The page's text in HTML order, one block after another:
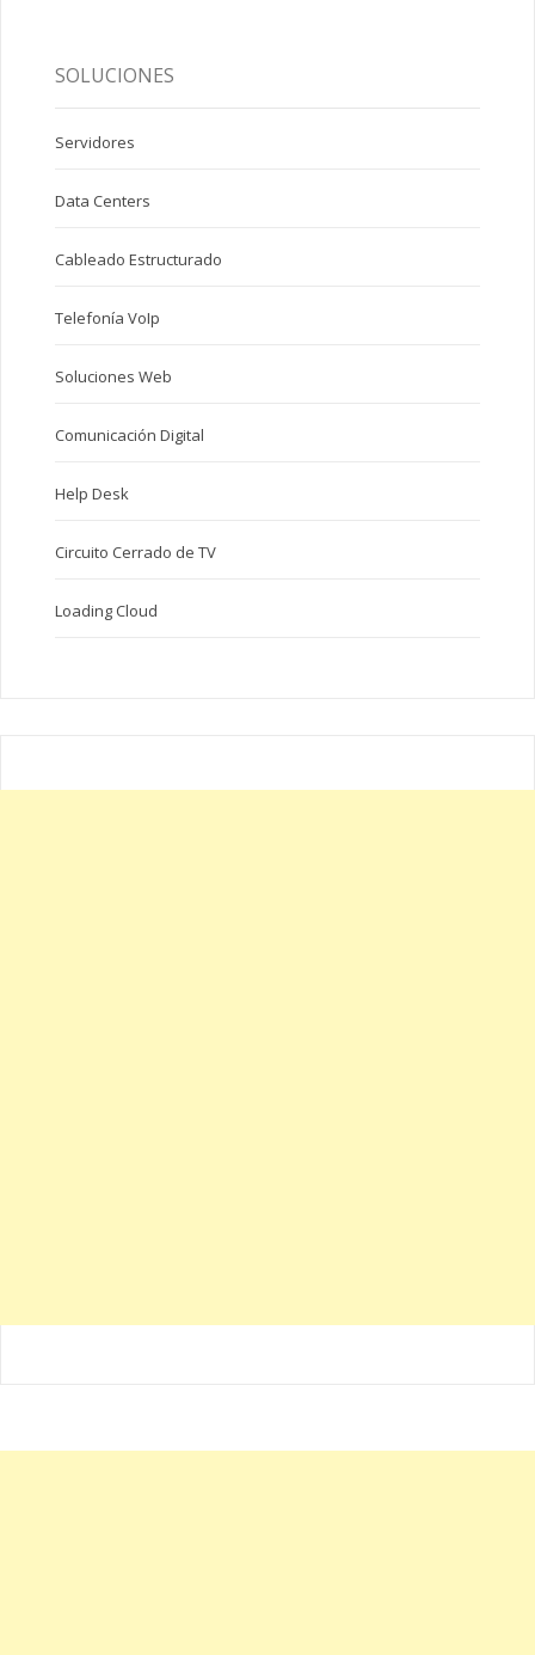
SOLUCIONES
Servidores
Data Centers
Cableado Estructurado
Telefonía VoIp
Soluciones Web
Comunicación Digital
Help Desk
Circuito Cerrado de TV
Loading Cloud